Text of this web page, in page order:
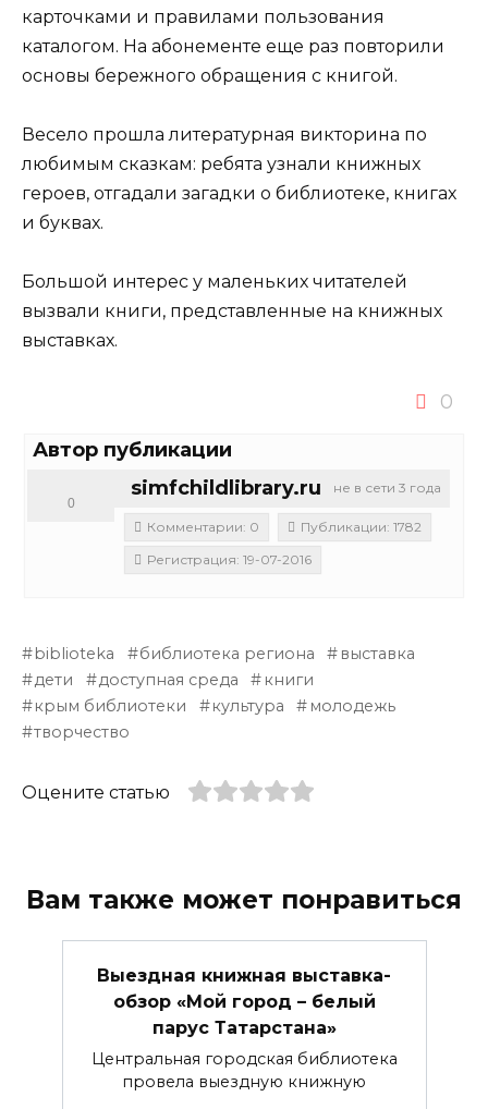
карточками и правилами пользования
каталогом. На абонементе еще раз повторили
основы бережного обращения с книгой.
Весело прошла литературная викторина по
любимым сказкам: ребята узнали книжных
героев, отгадали загадки о библиотеке, книгах
и буквах.
Большой интерес у маленьких читателей
вызвали книги, представленные на книжных
выставках.
0
Автор публикации
не в сети 3 года
simfchildlibrary.ru
0
Комментарии: 0
Публикации: 1782
Регистрация: 19-07-2016
biblioteka библиотека региона
выставка
дети
доступная среда
книги
крым библиотеки
культура
молодежь
творчество
Оцените статью
Вам также может понравиться
Выездная книжная выставка-
обзор «Мой город – белый
парус Татарстана»
Центральная городская библиотека
провела выездную книжную